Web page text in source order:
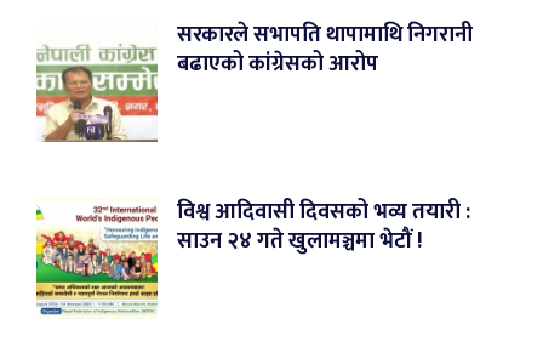
सरकारले सभापति थापामाथि निगरानी
बढाएको कांग्रेसको आरोप
विश्व आदिवासी दिवसको भव्य तयारी :
साउन २४ गते खुलामञ्चमा भेटौं !